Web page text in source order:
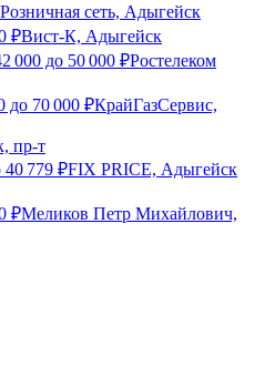
сеть, Адыгейск
₽Вист-К, Адыгейск
000 до 50 000 ₽Ростелеком
до 70 000 ₽КрайГазСервис,
пр-т
40 779 ₽FIX PRICE, Адыгейск
₽Меликов Петр Михайлович,